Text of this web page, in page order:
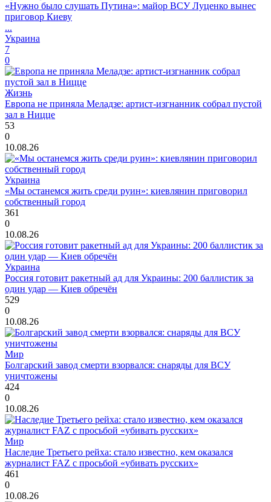
«Нужно было слушать Путина»: майор ВСУ Луценко вынес
приговор Киеву
...
Украина
7
0
Жизнь
Европа не приняла Меладзе: артист-изгнанник собрал пустой
зал в Ницце
53
0
10.08.26
Украина
«Мы останемся жить среди руин»: киевлянин приговорил
собственный город
361
0
10.08.26
Украина
Россия готовит ракетный ад для Украины: 200 баллистик за
один удар — Киев обречён
529
0
10.08.26
Мир
Болгарский завод смерти взорвался: снаряды для ВСУ
уничтожены
424
0
10.08.26
Мир
Наследие Третьего рейха: стало известно, кем оказался
журналист FAZ с просьбой «убивать русских»
461
0
10.08.26